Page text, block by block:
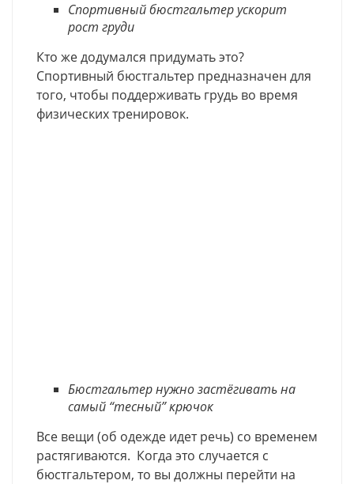
Спортивный бюстгальтер ускорит
рост груди
Кто же додумался придумать это?
Спортивный бюстгальтер предназначен для
того, чтобы поддерживать грудь во время
физических тренировок.
Бюстгальтер нужно застёгивать на
самый “тесный” крючок
Все вещи (об одежде идет речь) со временем
растягиваются. Когда это случается с
бюстгальтером, то вы должны перейти на